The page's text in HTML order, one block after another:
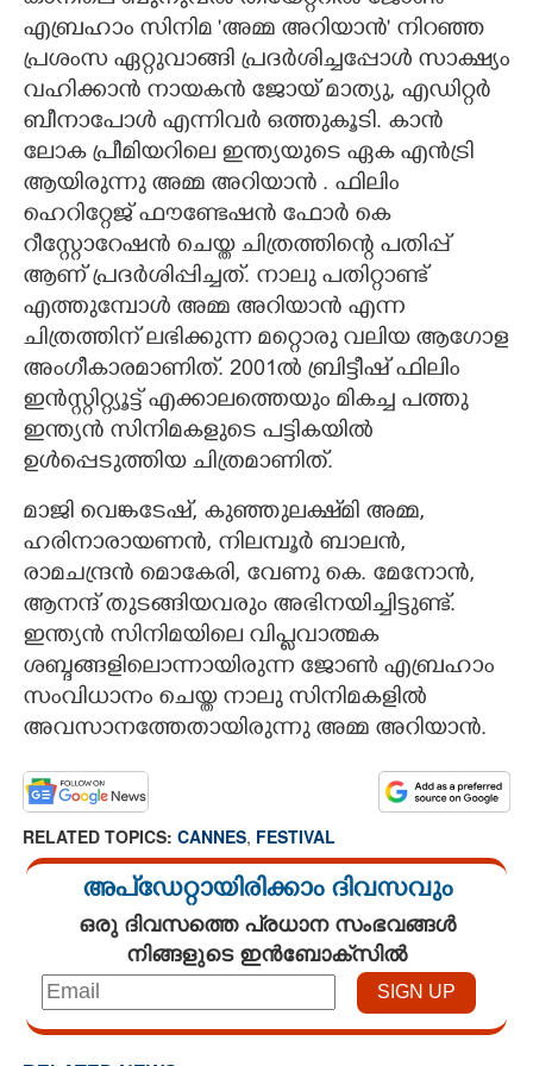
CARTOONS
LITERATURE
ZOOM
CONTACT US
എബ്രഹാം സിനിമ 'അമ്മ അറിയാൻ' നിറഞ്ഞ
പ്രശംസ ഏറ്റുവാങ്ങി പ്രദർശിച്ചപ്പോൾ സാക്ഷ്യം
വഹിക്കാൻ നായകൻ ജോയ് മാത്യു, എഡിറ്റർ
ബീനാപോൾ എന്നിവർ ഒത്തുകൂടി. കാൻ
ലോക പ്രീമിയറിലെ ഇന്ത്യയുടെ ഏക എൻട്രി
ആയിരുന്നു അമ്മ അറിയാൻ . ഫിലിം
ഹെറിറ്റേജ് ഫൗണ്ടേഷൻ ഫോർ കെ
റീസ്റ്റോറേഷൻ ചെയ്ത ചിത്രത്തിന്റെ പതിപ്പ്
ആണ് പ്രദർശിപ്പിച്ചത്. നാലു പതിറ്റാണ്ട്
എത്തുമ്പോൾ അമ്മ അറിയാൻ എന്ന
ചിത്രത്തിന് ലഭിക്കുന്ന മറ്റൊരു വലിയ ആഗോള
അംഗീകാരമാണിത്. 2001ൽ ബ്രിട്ടീഷ് ഫിലിം
ഇൻസ്റ്റിറ്റ്യൂട്ട് എക്കാലത്തെയും മികച്ച പത്തു
ഇന്ത്യൻ സിനിമകളുടെ പട്ടികയിൽ
ഉൾപ്പെടുത്തിയ ചിത്രമാണിത്.
മാജി വെങ്കടേഷ്, കുഞ്ഞുലക്ഷ്‌മി അമ്മ,
ഹരിനാരായണൻ, നിലമ്പൂർ ബാലൻ,
രാമചന്ദ്രൻ മൊകേരി, വേണു കെ. മേനോൻ,
ആനന്ദ് തുടങ്ങിയവരും അഭിനയിച്ചിട്ടുണ്ട്.
ഇന്ത്യൻ സിനിമയിലെ വിപ്ളവാത്മക
ശബ്ദങ്ങളിലൊന്നായിരുന്ന ജോൺ എബ്രഹാം
സംവിധാനം ചെയ്ത നാലു സിനിമകളിൽ
അവസാനത്തേതായിരുന്നു അമ്മ അറിയാൻ.
RELATED TOPICS: CANNES, FESTIVAL
അപ്ഡേറ്റായിരിക്കാം ദിവസവും
ഒരു ദിവസത്തെ പ്രധാന സംഭവങ്ങൾ
നിങ്ങളുടെ ഇൻബോക്സിൽ